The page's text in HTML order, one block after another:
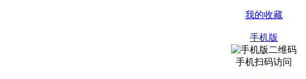
我的收藏
手机版
手机扫码访问